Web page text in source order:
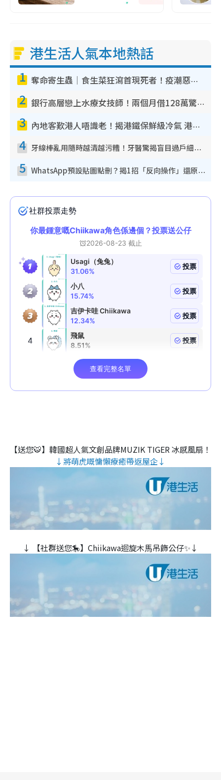
港生活人氣本地熱話
1 奪命寄生蟲｜食生菜狂瀉首現死者！疫潮惡化錄1.8萬宗病例 揭洗菜3大謬誤
2 銀行高層戀上水療女技師！兩個月借128萬驚覺「沉船」沉落火海 揭背後疑似邪教操控賣淫
3 內地客歎港人唔識老！揭港鐵保鮮級冷氣 港人求放過：咪投訴
4 牙線棒亂用隨時越清越污糟！牙醫驚揭盲目過戶細菌恐致蛀牙：呢種先係日常真保養
5 WhatsApp預設貼圖點刪？揭1招「反向操作」還原簡潔介面 附3步實測教學
【送您🐯】韓國超人氣文創品牌MUZIK TIGER 冰感風扇！
↓將萌虎嘅慵懶療癒帶返屋企↓
↓ 【社群送您🎠】Chiikawa迴旋木⾺吊飾公仔✨↓